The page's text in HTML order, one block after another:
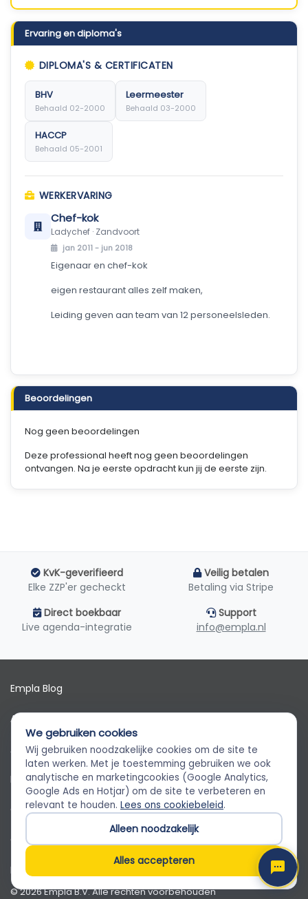
Ervaring en diploma's
DIPLOMA'S & CERTIFICATEN
BHV
Behaald 02-2000
Leermeester
Behaald 03-2000
HACCP
Behaald 05-2001
WERKERVARING
Chef-kok
Ladychef · Zandvoort
jan 2011 - jun 2018
Eigenaar en chef-kok
eigen restaurant alles zelf maken,
Leiding geven aan team van 12 personeelsleden.
Beoordelingen
Nog geen beoordelingen
Deze professional heeft nog geen beoordelingen
ontvangen. Na je eerste opdracht kun jij de eerste zijn.
KvK-geverifieerd
Elke ZZP'er gecheckt
Veilig betalen
Betaling via Stripe
Direct boekbaar
Live agenda-integratie
Support
info@empla.nl
Empla Blog
Algemene voorwaarden
AVG
Privacybeleid
Cookiebeleid
Cookievoorkeuren
Klantenservice
© 2026 Empla B.V. Alle rechten voorbehouden
Empla Assistent
Altijd beschikbaar, stel een vraag
We gebruiken cookies
Wij gebruiken noodzakelijke cookies om de site te
laten werken. Met je toestemming gebruiken we ook
analytische en marketingcookies (Google Analytics,
Google Ads en Hotjar) om de site te verbeteren en
relevant te houden. Lees ons cookiebeleid.
Alleen noodzakelijk
Alles accepteren